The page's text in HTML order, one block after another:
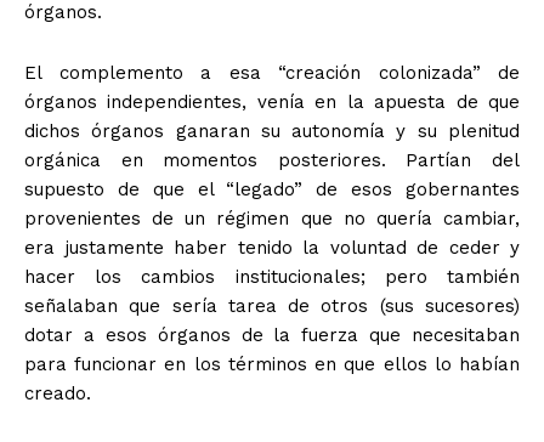
órganos.
El complemento a esa “creación colonizada” de
órganos independientes, venía en la apuesta de que
dichos órganos ganaran su autonomía y su plenitud
orgánica en momentos posteriores. Partían del
supuesto de que el “legado” de esos gobernantes
provenientes de un régimen que no quería cambiar,
era justamente haber tenido la voluntad de ceder y
hacer los cambios institucionales; pero también
señalaban que sería tarea de otros (sus sucesores)
dotar a esos órganos de la fuerza que necesitaban
para funcionar en los términos en que ellos lo habían
creado.